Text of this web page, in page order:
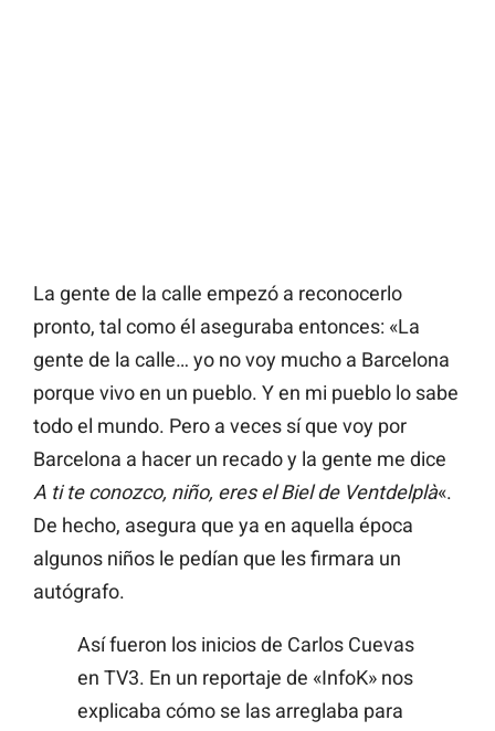
La gente de la calle empezó a reconocerlo
pronto, tal como él aseguraba entonces: «La
gente de la calle… yo no voy mucho a Barcelona
porque vivo en un pueblo. Y en mi pueblo lo sabe
todo el mundo. Pero a veces sí que voy por
Barcelona a hacer un recado y la gente me dice
A ti te conozco, niño, eres el Biel de Ventdelplà«.
De hecho, asegura que ya en aquella época
algunos niños le pedían que les firmara un
autógrafo.
Así fueron los inicios de Carlos Cuevas
en TV3. En un reportaje de «InfoK» nos
explicaba cómo se las arreglaba para